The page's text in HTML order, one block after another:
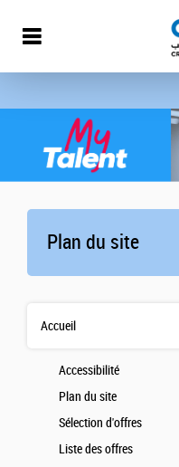
Plan du site
Accueil
Accessibilité
Plan du site
Sélection d'offres
Liste des offres